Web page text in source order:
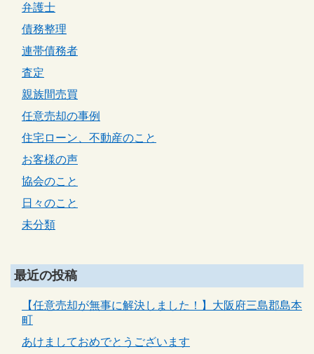
弁護士
債務整理
連帯債務者
査定
親族間売買
任意売却の事例
住宅ローン、不動産のこと
お客様の声
協会のこと
日々のこと
未分類
最近の投稿
【任意売却が無事に解決しました！】大阪府三島郡島本
町
あけましておめでとうございます